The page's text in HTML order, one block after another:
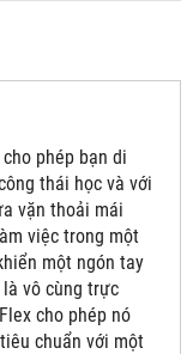
phép bạn di
thái học và với
vặn thoải mái
việc trong một
một ngón tay
vô cùng trực
cho phép nó
chuẩn với một